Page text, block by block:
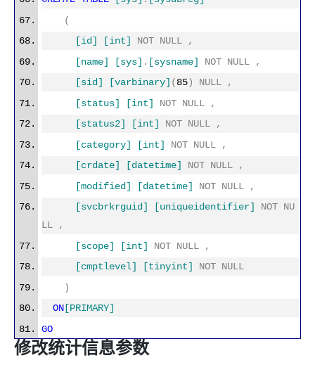
(
[id]
[int] NOT NULL
,
[name]
[sys] . [sysname] NOT NULL
,
[sid]
[varbinary] (85) NULL
,
[status]
[int] NOT NULL
,
[status2]
[int] NOT NULL
,
[category]
[int] NOT NULL
,
[crdate]
[datetime] NOT NULL
,
[modified]
[datetime] NOT NULL
,
[svcbrkrguid]
[uniqueidentifier] NOT NU
LL
,
[scope]
[int] NOT NULL
,
[cmptlevel]
[tinyint] NOT NULL
)
ON [PRIMARY]
GO
修改统计信息参数